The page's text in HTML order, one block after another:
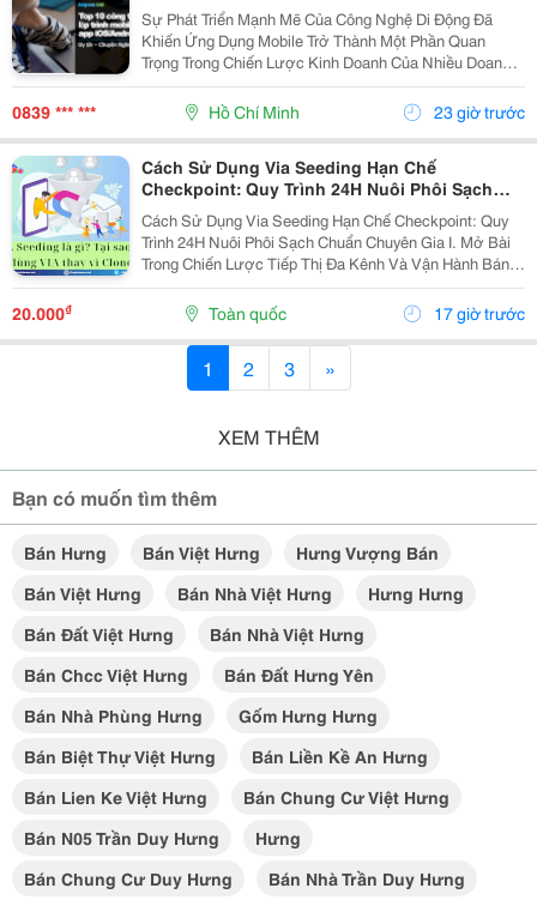
Sự Phát Triển Mạnh Mẽ Của Công Nghệ Di Động Đã
Khiến Ứng Dụng Mobile Trở Thành Một Phần Quan
Trọng Trong Chiến Lược Kinh Doanh Của Nhiều Doanh
Nghiệp. Từ Bán Hàng, Quản Lý Nội Bộ, Chăm Sóc
Khách Hàng Đến Xây Dựng Hệ Sinh Thái Số, Một Ứng
Dụng Được...
0839 *** *** Hồ Chí Minh 23 giờ trước
Cách Sử Dụng Via Seeding Hạn Chế
Checkpoint: Quy Trình 24H Nuôi Phôi Sạch
Chuẩn Chuyên Gia
Cách Sử Dụng Via Seeding Hạn Chế Checkpoint: Quy
Trình 24H Nuôi Phôi Sạch Chuẩn Chuyên Gia I. Mở Bài
Trong Chiến Lược Tiếp Thị Đa Kênh Và Vận Hành Bán
Hàng Trên Nền Tảng Facebook Năm 2026, Seeding (Tạo
Hiệu Ứng Đám Đông) Là Yếu Tố Cốt Lõi Giúp...
20.000₫ Toàn quốc 17 giờ trước
1 2 3 »
XEM THÊM
Bạn có muốn tìm thêm
Bán Hưng Bán Việt Hưng
Hưng Vượng Bán
Bán Việt Hưng
Bán Nhà Việt Hưng
Hưng Hưng
Bán Đất Việt Hưng
Bán Nhà Việt Hưng
Bán Chcc Việt Hưng
Bán Đất Hưng Yên
Bán Nhà Phùng Hưng
Gốm Hưng Hưng
Bán Biệt Thự Việt Hưng
Bán Liền Kề An Hưng
Bán Lien Ke Việt Hưng
Bán Chung Cư Việt Hưng
Bán N05 Trần Duy Hưng
Hưng
Bán Chung Cư Duy Hưng
Bán Nhà Trần Duy Hưng